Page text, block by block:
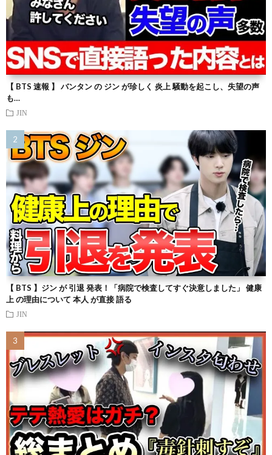
【 BTS 速報 】 バンタン の ジン が珍しく 炎上 騒動を起こし、失望の声
も…
JIN
【 BTS 】ジン が 引退 発表！「病院で検査してすぐ決意しました」 健康
上 の理由について 本人 が直接 語る
JIN